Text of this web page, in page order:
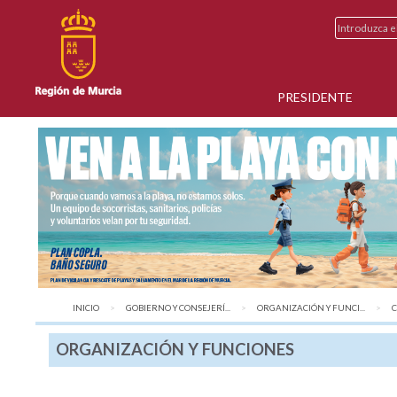
PRESIDENTE
INICIO GOBIERNO Y CONSEJERÍ... ORGANIZACIÓN Y FUNCI...
ORGANIZACIÓN Y FUNCIONES